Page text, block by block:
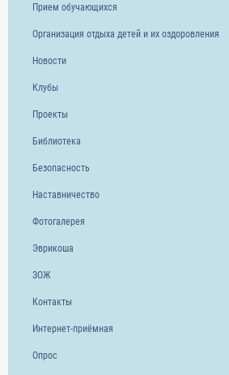
Прием обучающихся
Организация отдыха детей и их оздоровления
Новости
Клубы
Проекты
Библиотека
Безопасность
Наставничество
Фотогалерея
Эврикоша
ЗОЖ
Контакты
Интернет-приёмная
Опрос